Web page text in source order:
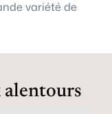
variété de
alentours